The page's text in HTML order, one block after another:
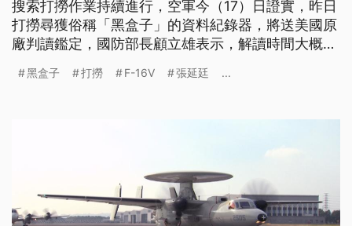
搜索打撈作業持續進行，空軍今（17）日證實，昨日
打撈尋獲俗稱「黑盒子」的資料紀錄器，將送美國原
廠判讀鑑定，國防部長顧立雄表示，解讀時間大概要
黑盒子 打撈 F-16V 張延廷 ...